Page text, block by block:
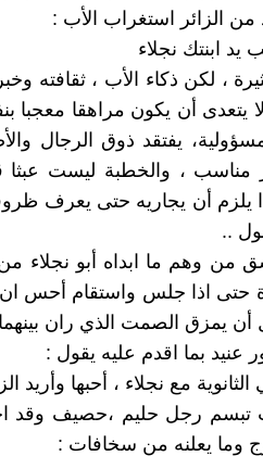
من الزائر استغراب الأب :
ابنتك نجلاء
، لكن ذكاء الأب ، ثقافته
يتعدى أن يكون مراهقا معجبا
يفتقد ذوق الرجال
مناسب ، والخطبة ليست
يلزم أن يجاريه حتى يعرف
..
من وهم ما ابداه أبو
حتى اذا جلس واستقام أحس ان
أن يمزق الصمت الذي ران
عنيد بما اقدم عليه يقول :
الثانوية مع نجلاء ، أحبها وأريد
تبسم رجل حليم ،حصيف
وما يعلنه من سخافات :